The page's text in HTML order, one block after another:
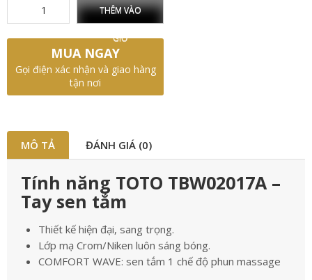
THÊM VÀO
GIỎ
MUA NGAY
Gọi điện xác nhận và giao hàng
tận nơi
MÔ TẢ ĐÁNH GIÁ (0)
Tính năng TOTO TBW02017A –
Tay sen tắm
Thiết kế hiện đại, sang trọng.
Lớp mạ Crom/Niken luôn sáng bóng.
COMFORT WAVE: sen tắm 1 chế độ phun massage